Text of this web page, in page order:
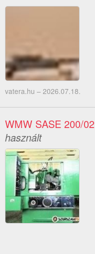
vatera.hu – 2026.07.18.
WMW SASE 200/
használt